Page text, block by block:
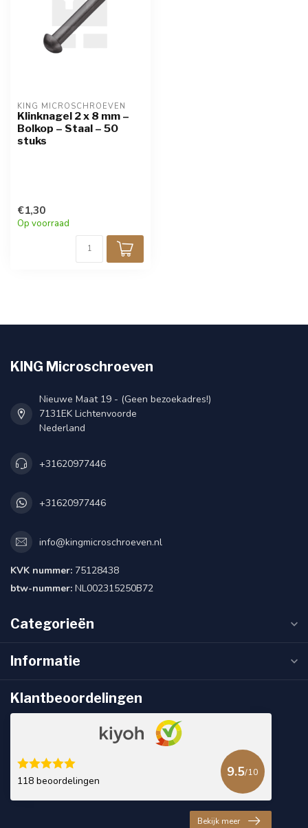
KING MICROSCHROEVEN
Klinknagel 2 x 8 mm –
Bolkop – Staal – 50
stuks
€1,30
Op voorraad
KING Microschroeven
Nieuwe Maat 19 - (Geen bezoekadres!)
7131EK Lichtenvoorde
Nederland
+31620977446
+31620977446
info@kingmicroschroeven.nl
KVK nummer: 75128438
btw-nummer: NL002315250B72
Categorieën
Informatie
Klantbeoordelingen
118 beoordelingen
9.5/10
Bekijk meer